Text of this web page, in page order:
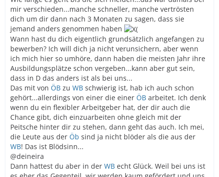
mir verschieden...manche schneller, manche vertrösten
dich um dir dann nach 3 Monaten zu sagen, dass sie
jemand anders genommen haben
Wann hast du dich eigentlich grundsätzlich angefangen zu
bewerben? Ich will dich ja nicht verunsichern, aber wenn
ich mich hier so umhöre, dann haben die meisten Jahr ihre
Ausbildungsplätze schon vergeben...kann aber gut sein,
dass in D das anders ist als bei uns...
Das mit von ÖB zu WB schwierig ist, hab ich auch schon
gehört...allerdings von einer die einer ÖB arbeitet. Ich denk
wenn du ein flexibler Arbeitgeber hat, der dir auch die
Chance gibt, dich einzuarbeiten ohne gleich mit der
Peitsche hinter dir zu stehen, dann geht das auch. Ich mei,
die Leute aus der Öb sind ja nicht blöder als die aus der
WB! Das ist Blödsinn...
@deineira
Dann hattest du aber in der WB echt Glück. Weil bei uns ist